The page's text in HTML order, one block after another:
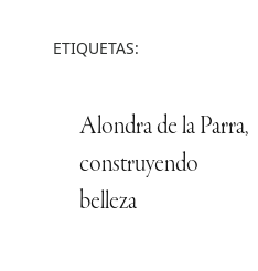
ETIQUETAS:
Alondra de la Parra,
construyendo
belleza